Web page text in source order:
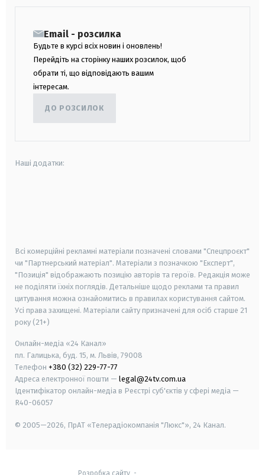
Email - розсилка
Будьте в курсі всіх новин і оновлень!
Перейдіть на сторінку наших розсилок, щоб
обрати ті, що відповідають вашим
інтересам.
ДО РОЗСИЛОК
Наші додатки:
Всі комерційні рекламні матеріали позначені словами "Спецпроєкт"
чи "Партнерський матеріал". Матеріали з позначкою "Експерт",
"Позиція" відображають позицію авторів та героїв. Редакція може
не поділяти їхніх поглядів. Детальніше щодо реклами та правил
цитування можна ознайомитись в правилах користування сайтом.
Усі права захищені. Матеріали сайту призначені для осіб старше 21
року (21+)
Онлайн-медіа «24 Канал»
пл. Галицька, буд. 15, м. Львів, 79008
Телефон +380 (32) 229-77-77
Адреса електронної пошти — legal@24tv.com.ua
Ідентифікатор онлайн-медіа в Реєстрі суб'єктів у сфері медіа —
R40-06057
© 2005—2026, ПрАТ «Телерадіокомпанія "Люкс"», 24 Канал.
Розробка сайту-